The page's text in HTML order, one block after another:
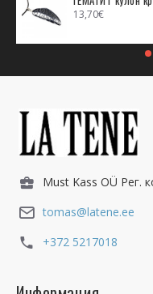
13,70€
Must Kass OÜ Рег.
tomas@latene.ee
+372 5217018